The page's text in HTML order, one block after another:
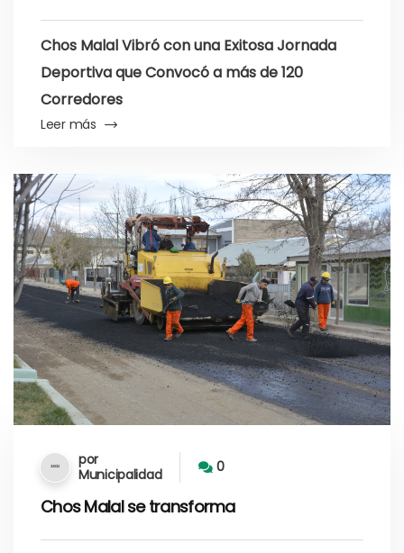
Chos Malal Vibró con una Exitosa Jornada
Deportiva que Convocó a más de 120
Corredores
Leer más
por
Municipalidad
0
Chos Malal se transforma